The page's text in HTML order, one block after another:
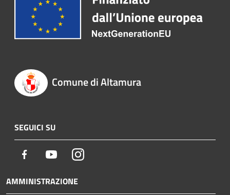
Comune di Altamura
SEGUICI SU
Facebook YoutubeInstagram
AMMINISTRAZIONE